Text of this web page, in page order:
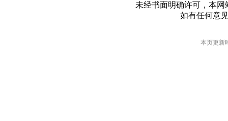
未经书面明确许可，本
如有任何意
本页更新